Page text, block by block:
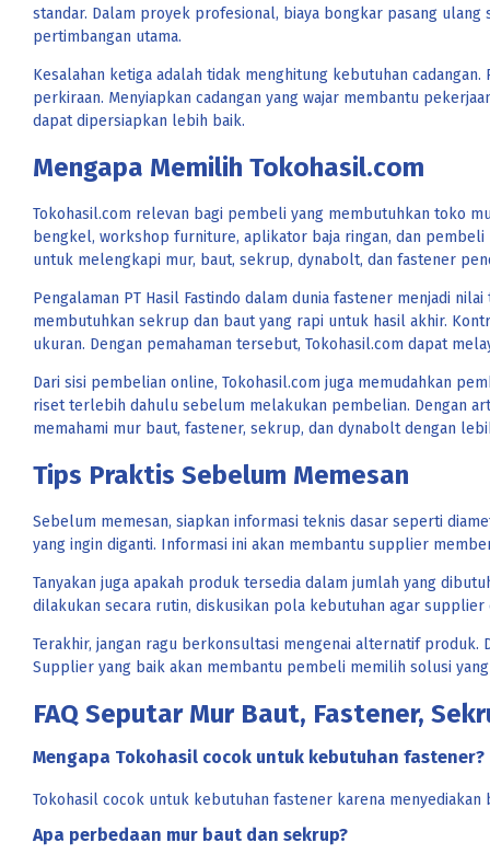
standar. Dalam proyek profesional, biaya bongkar pasang
pertimbangan utama.
Kesalahan ketiga adalah tidak menghitung kebutuhan
perkiraan. Menyiapkan cadangan yang wajar membantu
dapat dipersiapkan lebih baik.
Mengapa Memilih Tokohasil.com
Tokohasil.com relevan bagi pembeli yang membutuhkan toko
bengkel, workshop furniture, aplikator baja ringan, dan
untuk melengkapi mur, baut, sekrup, dynabolt, dan fastener
Pengalaman PT Hasil Fastindo dalam dunia fastener menjadi
membutuhkan sekrup dan baut yang rapi untuk hasil akhir.
ukuran. Dengan pemahaman tersebut, Tokohasil.com dapat
Dari sisi pembelian online, Tokohasil.com juga memudahkan
riset terlebih dahulu sebelum melakukan pembelian. Dengan
memahami mur baut, fastener, sekrup, dan dynabolt dengan
Tips Praktis Sebelum Memesan
Sebelum memesan, siapkan informasi teknis dasar seperti
yang ingin diganti. Informasi ini akan membantu supplier
Tanyakan juga apakah produk tersedia dalam jumlah yang
dilakukan secara rutin, diskusikan pola kebutuhan agar
Terakhir, jangan ragu berkonsultasi mengenai alternatif produk.
Supplier yang baik akan membantu pembeli memilih solusi
FAQ Seputar Mur Baut, Fastener,
Mengapa Tokohasil cocok untuk kebutuhan fastener?
Tokohasil cocok untuk kebutuhan fastener karena
Apa perbedaan mur baut dan sekrup?